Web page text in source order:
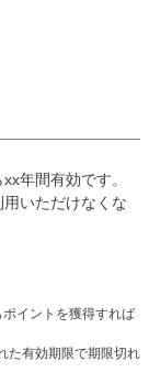
年間有効です。
いただけなくな
イントを獲得すれば
た有効期限で期限切れ